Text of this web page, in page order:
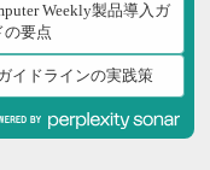
Weekly製品導入ガ
の要点
イドラインの実践策